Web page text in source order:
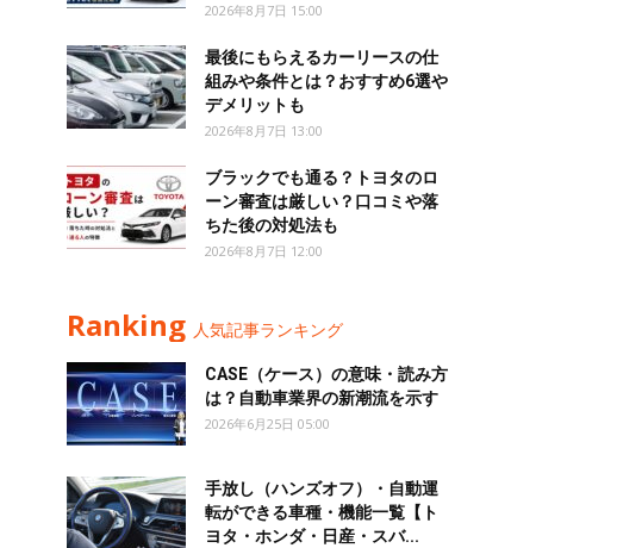
2026年8月7日 15:00
最後にもらえるカーリースの仕
組みや条件とは？おすすめ6選や
デメリットも
2026年8月7日 13:00
ブラックでも通る？トヨタのロ
ーン審査は厳しい？口コミや落
ちた後の対処法も
2026年8月7日 12:00
Ranking 人気記事ランキング
CASE（ケース）の意味・読み方
は？自動車業界の新潮流を示す
2026年6月25日 05:00
手放し（ハンズオフ）・自動運
転ができる車種・機能一覧【ト
ヨタ・ホンダ・日産・スバ...